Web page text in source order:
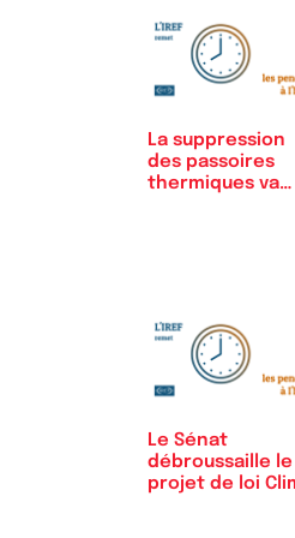
La suppression
des passoires
thermiques va
Le Sénat
débroussaille le
projet de loi